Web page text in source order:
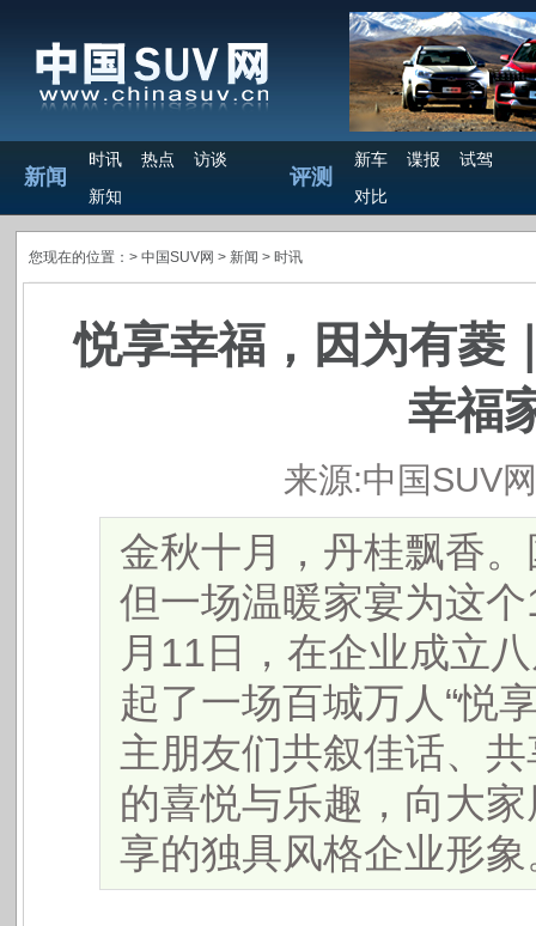
新闻
时讯 热点
访谈
新知
评测
新车 谍报
试驾
对比
您现在的位置：> 中国SUV网 > 新闻 > 时讯
悦享幸福，因为有菱
幸福
来源:中国SUV网
金秋十月，丹桂飘香
但一场温暖家宴为这
月11日，在企业成立
起了一场百城万人“悦
主朋友们共叙佳话、
的喜悦与乐趣，向大
享的独具风格企业形象